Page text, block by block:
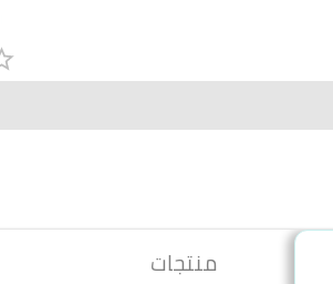
منتجات